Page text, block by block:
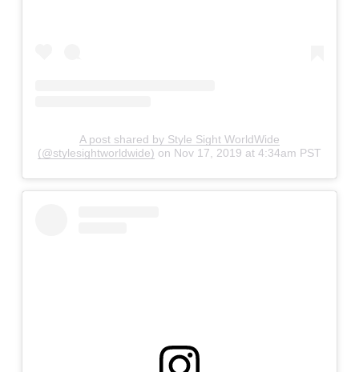
A post shared by Style Sight WorldWide
(@stylesightworldwide) on Nov 17, 2019 at 4:34am PST